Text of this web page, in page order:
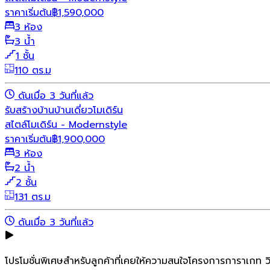
ราคาเริ่มต้น฿1,590,000
3 ห้อง
3 น้ำ
1 ชั้น
110 ตร.ม
ดันเมื่อ 3 วันที่แล้ว
รับสร้างบ้านบ้านเดี่ยวโมเดิร์น
สไตล์โมเดิร์น - Modernstyle
ราคาเริ่มต้น฿1,900,000
3 ห้อง
2 น้ำ
2 ชั้น
131 ตร.ม
ดันเมื่อ 3 วันที่แล้ว
โปรโมชั่นพิเศษสำหรับลูกค้าที่เคยให้ความสนใจโครงการการาเกท